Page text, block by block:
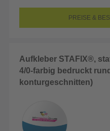
Seitenanzahl: 1-seitig
4/0-farbig CMYK
PREISE &
Aufkleber STAFIX®,
4/0-farbig bedruckt
konturgeschnitten)